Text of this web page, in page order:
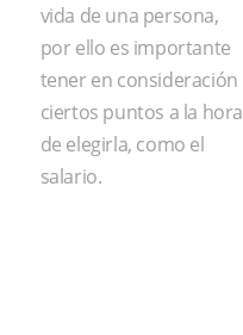
vida de una persona,
por ello es importante
tener en consideración
ciertos puntos a la hora
de elegirla, como el
salario.